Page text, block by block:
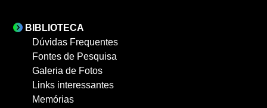
BIBLIOTECA
Dúvidas Frequentes
Fontes de Pesquisa
Galeria de Fotos
Links interessantes
Memórias